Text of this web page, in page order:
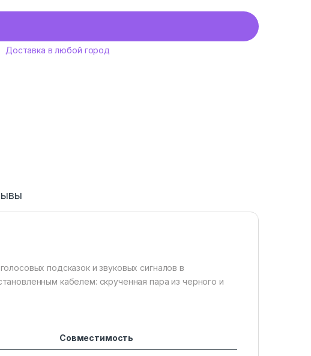
Доставка в любой город
подсказок и звуковых сигналов в
кабелем: скрученная пара из черного и
Совместимость